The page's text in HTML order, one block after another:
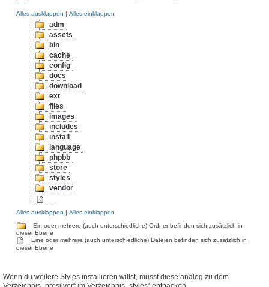
Alles ausklappen | Alles einklappen
adm
assets
bin
cache
config
docs
download
ext
files
images
includes
install
language
phpbb
store
styles
vendor
Alles ausklappen | Alles einklappen
Ein oder mehrere (auch unterschiedliche) Ordner befinden sich zusätzlich in
dieser Ebene
Eine oder mehrere (auch unterschiedliche) Dateien befinden sich zusätzlich in
dieser Ebene
Wenn du weitere Styles installieren willst, musst diese analog zu dem